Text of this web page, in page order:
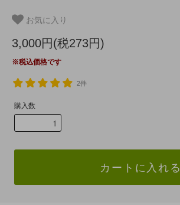
お気に入り
3,000円(税273円)
※税込価格です
2件
購入数
カートに入れる